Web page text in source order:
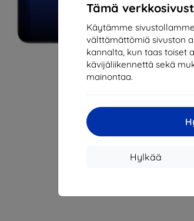
Tämä
Käytämme
välttämättömiä sivuston
kannalta, kun taas toiset
kävijäliikennettä sekä
mainontaa.
Hylkää